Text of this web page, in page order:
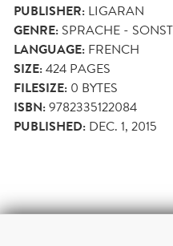
PUBLISHER: LIGARAN
GENRE: SPRACHE -
LANGUAGE: FRENCH
SIZE:424 PAGES
FILESIZE: 0 BYTES
ISBN:9782335122084
PUBLISHED: DEC. 1, 2015